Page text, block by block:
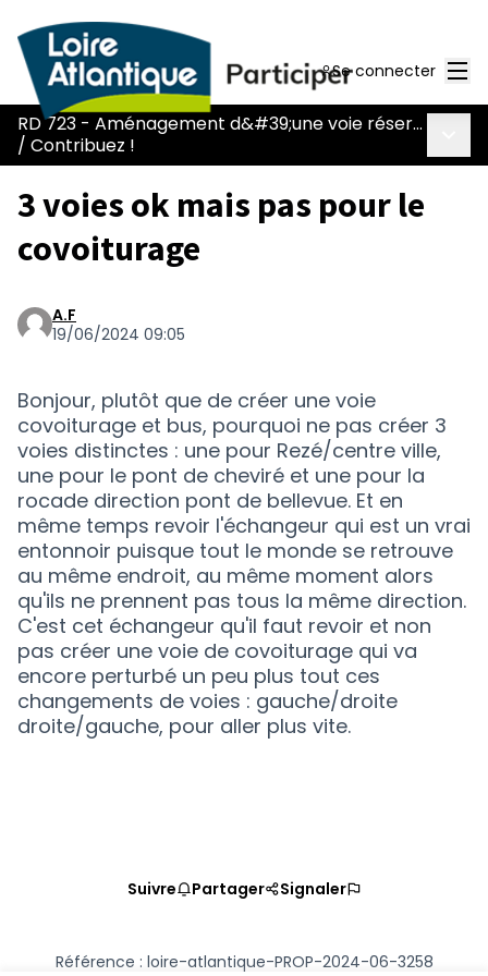
Se connecter
RD 723 - Aménagement d&#39;une voie réservée au covoiturage et aux transports en commun
/ Contribuez !
3 voies ok mais pas pour le
covoiturage
A.F
19/06/2024 09:05
Bonjour, plutôt que de créer une voie
covoiturage et bus, pourquoi ne pas créer 3
voies distinctes : une pour Rezé/centre ville,
une pour le pont de cheviré et une pour la
rocade direction pont de bellevue. Et en
même temps revoir l'échangeur qui est un vrai
entonnoir puisque tout le monde se retrouve
au même endroit, au même moment alors
qu'ils ne prennent pas tous la même direction.
C'est cet échangeur qu'il faut revoir et non
pas créer une voie de covoiturage qui va
encore perturbé un peu plus tout ces
changements de voies : gauche/droite
droite/gauche, pour aller plus vite.
Suivre Partager Signaler
Référence : loire-atlantique-PROP-2024-06-3258